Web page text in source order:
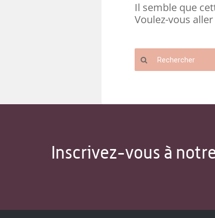
Il semble que
Voulez-vous aller
Inscrivez-vous à